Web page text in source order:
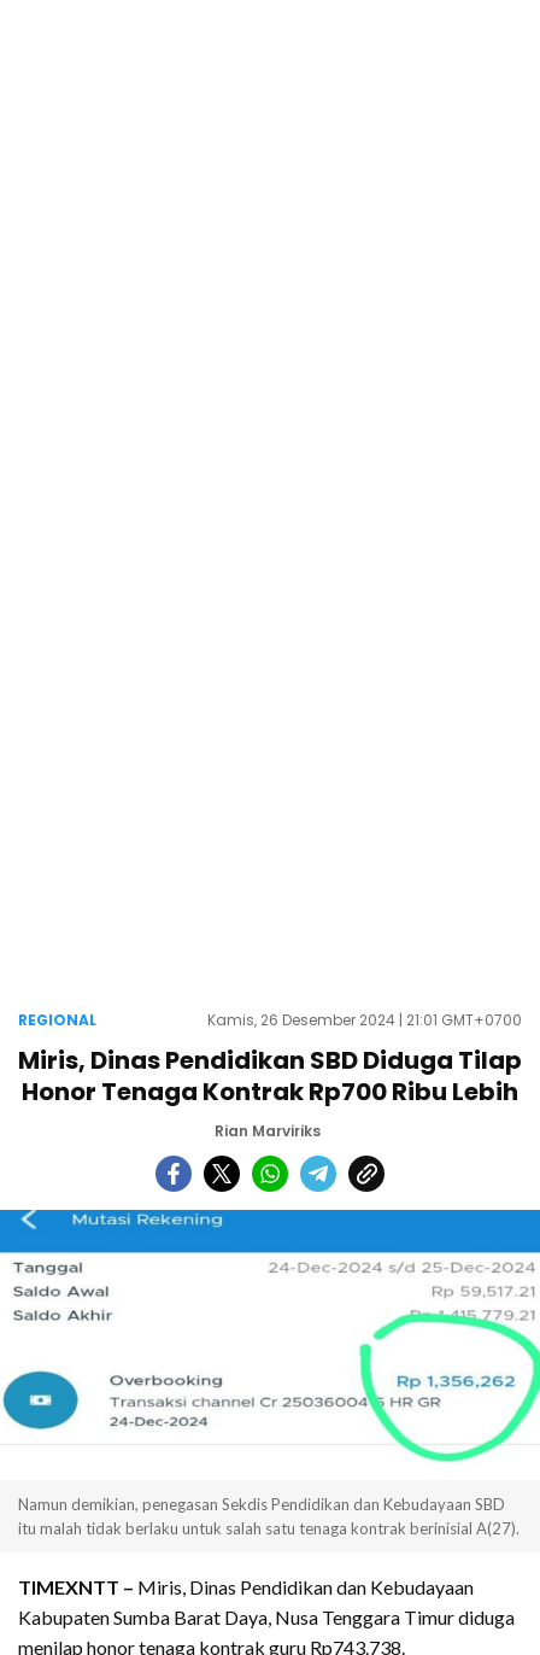
REGIONAL Kamis, 26 Desember 2024 | 21:01 GMT+0700
Miris, Dinas Pendidikan SBD Diduga Tilap
Honor Tenaga Kontrak Rp700 Ribu Lebih
Rian Marviriks
Namun demikian, penegasan Sekdis Pendidikan dan Kebudayaan SBD
itu malah tidak berlaku untuk salah satu tenaga kontrak berinisial A(27).
TIMEXNTT – Miris, Dinas Pendidikan dan Kebudayaan
Kabupaten Sumba Barat Daya, Nusa Tenggara Timur diduga
menilap honor tenaga kontrak guru Rp743.738.